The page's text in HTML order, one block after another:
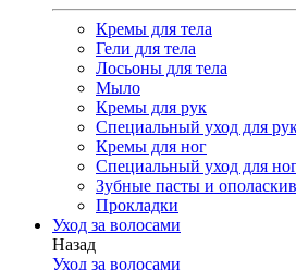
Кремы для тела
Гели для тела
Лосьоны для тела
Мыло
Кремы для рук
Специальный уход для
Кремы для ног
Специальный уход для
Зубные пасты и
Прокладки
Уход за волосами
Назад
Уход за волосами